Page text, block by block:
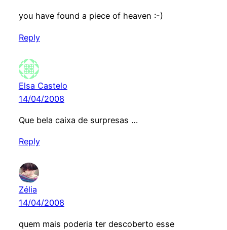
you have found a piece of heaven :-)
Reply
Elsa Castelo
14/04/2008
Que bela caixa de surpresas …
Reply
Zélia
14/04/2008
quem mais poderia ter descoberto esse